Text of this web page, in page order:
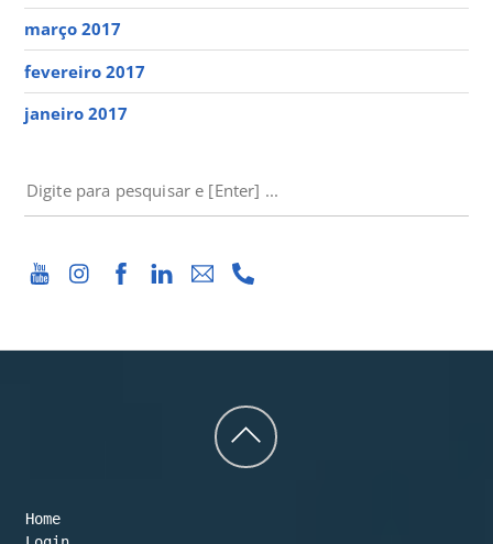
março 2017
fevereiro 2017
janeiro 2017
PESQUISAR
Back
Home